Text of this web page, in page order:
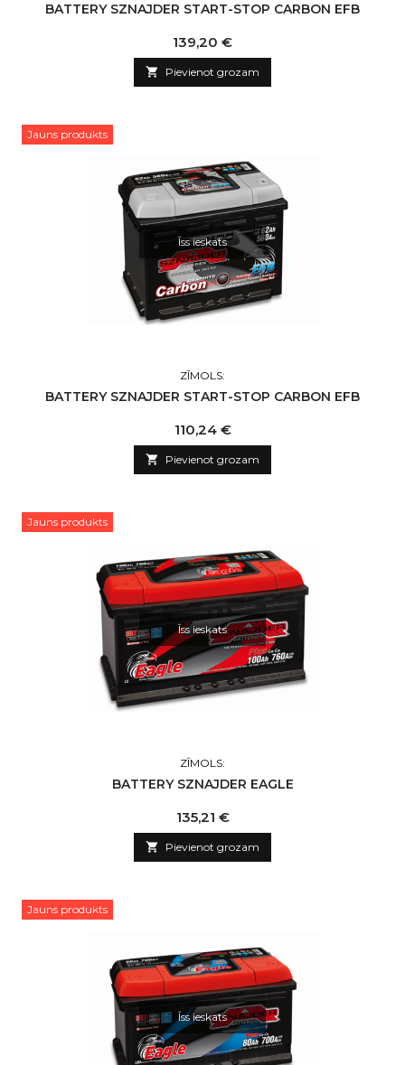
BATTERY SZNAJDER START-STOP CARBON EFB
Cena
139,20 €
 Pievienot grozam
Jauns produkts
Īss ieskats
ZĪMOLS:
BATTERY SZNAJDER START-STOP CARBON EFB
Cena
110,24 €
 Pievienot grozam
Jauns produkts
Īss ieskats
ZĪMOLS:
BATTERY SZNAJDER EAGLE
Cena
135,21 €
 Pievienot grozam
Jauns produkts
Īss ieskats